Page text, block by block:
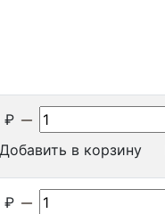
₽
Добавить в корзину
₽